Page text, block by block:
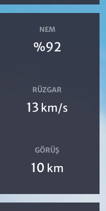
NEM
%92
RÜZGAR
13 km/s
GÖRÜŞ
10 km